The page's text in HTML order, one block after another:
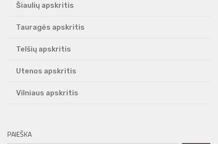
Šiaulių apskritis
Tauragės apskritis
Telšių apskritis
Utenos apskritis
Vilniaus apskritis
PAIEŠKA